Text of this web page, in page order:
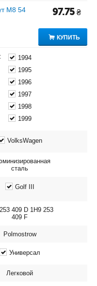
M8 54
97.75 ₴
КУПИТЬ
1994
1995
1996
1997
1998
1999
VolksWagen
сталь
Golf III
409 D 1H9 253
409 F
Polmostrow
Универсал
Легковой